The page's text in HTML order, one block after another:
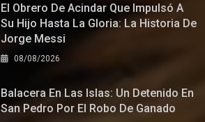
El Obrero De Acindar Que Impulsó A
Su Hijo Hasta La Gloria: La Historia De
Jorge Messi
08/08/2026
Balacera En Las Islas: Un Detenido En
San Pedro Por El Robo De Ganado